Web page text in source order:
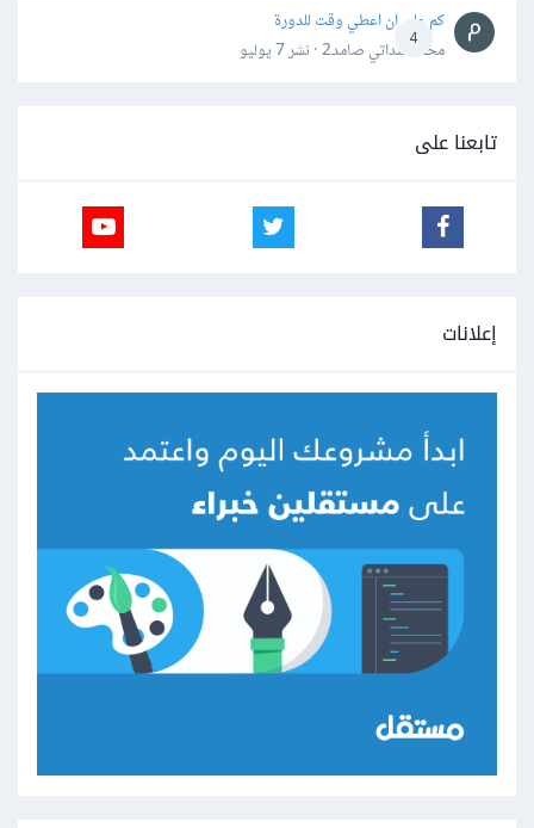
4
كم علي ان اعطي وقت للدورة
محمد سداتي صامد2 · نشر
7 يوليو
تابعنا على
إعلانات